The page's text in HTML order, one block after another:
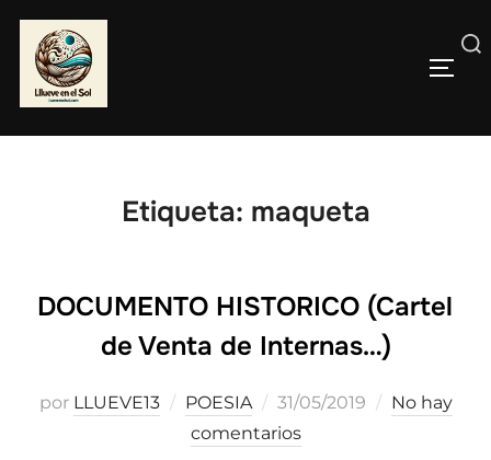
contenido
Buscar:
Etiqueta: maqueta
DOCUMENTO HISTORICO (Cartel
de Venta de Internas…)
por LLUEVE13 POESIA
Publicado
el
31/05/2019
No hay
comentarios